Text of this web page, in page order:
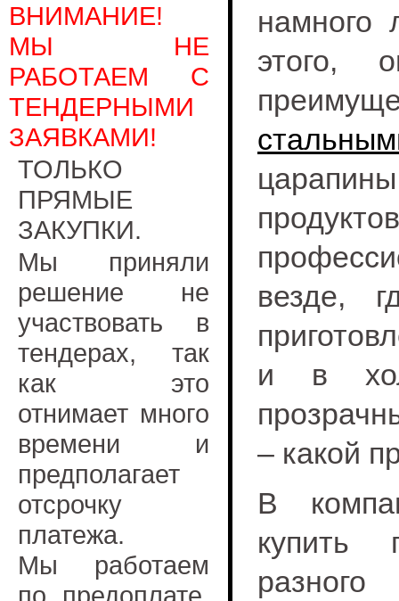
ВНИМАНИЕ!
МЫ НЕ
РАБОТАЕМ С
ТЕНДЕРНЫМИ
ЗАЯВКАМИ!
ТОЛЬКО
ПРЯМЫЕ
ЗАКУПКИ.
Мы приняли
решение не
участвовать в
тендерах, так
как это
отнимает много
времени и
предполагает
отсрочку
платежа.
Мы работаем
намного
этого,
везде,
и в
– какой
В
купить